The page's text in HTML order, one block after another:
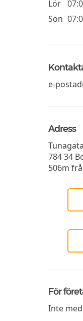
Lör
Sön
e-
Adress
784 34
506m
För
Inte